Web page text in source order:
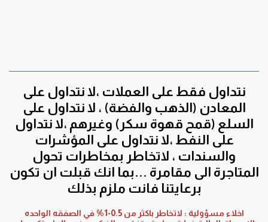
نتداول فقط على العملات ،لا نتداول على
المعادن (الذهب والفضة) ، لا نتداول على
السلع (قمح قهوة سكر) وغيرهم ،لا نتداول
على النفط ،لا نتداول على المؤشرات
والسندات ، لاتخاطر بمخاطرات تحول
المتاجرة الى مقامرة ...بما انك قبلت ان تكون
برعايتنا فانت ملزم بذلك
اخلاء مسؤولية : لاتخاطر باكثر من 0.5-1% في الصفقه الواحده